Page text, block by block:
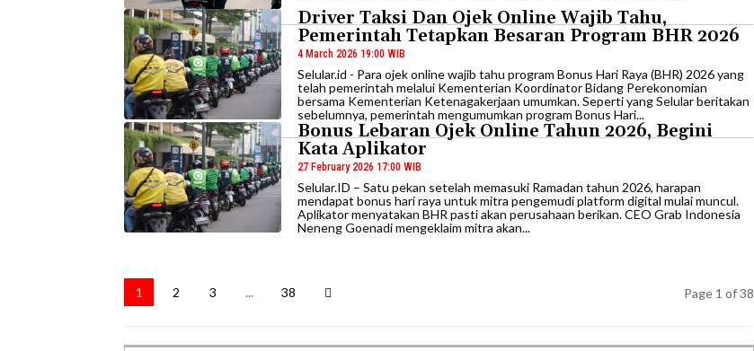
Driver Taksi Dan Ojek Online Wajib Tahu,
Pemerintah Tetapkan Besaran Program BHR 2026
4 March 2026 19:00 WIB
Selular.id - Para ojek online wajib tahu program Bonus Hari Raya (BHR) 2026 yang
telah pemerintah melalui Kementerian Koordinator Bidang Perekonomian
bersama Kementerian Ketenagakerjaan umumkan. Seperti yang Selular beritakan
sebelumnya, pemerintah mengumumkan program Bonus Hari...
Bonus Lebaran Ojek Online Tahun 2026, Begini
Kata Aplikator
27 February 2026 17:00 WIB
Selular.ID – Satu pekan setelah memasuki Ramadan tahun 2026, harapan
mendapat bonus hari raya untuk mitra pengemudi platform digital mulai muncul.
Aplikator menyatakan BHR pasti akan perusahaan berikan. CEO Grab Indonesia
Neneng Goenadi mengeklaim mitra akan...
1 2 3 ... 38 Page 1 of 38